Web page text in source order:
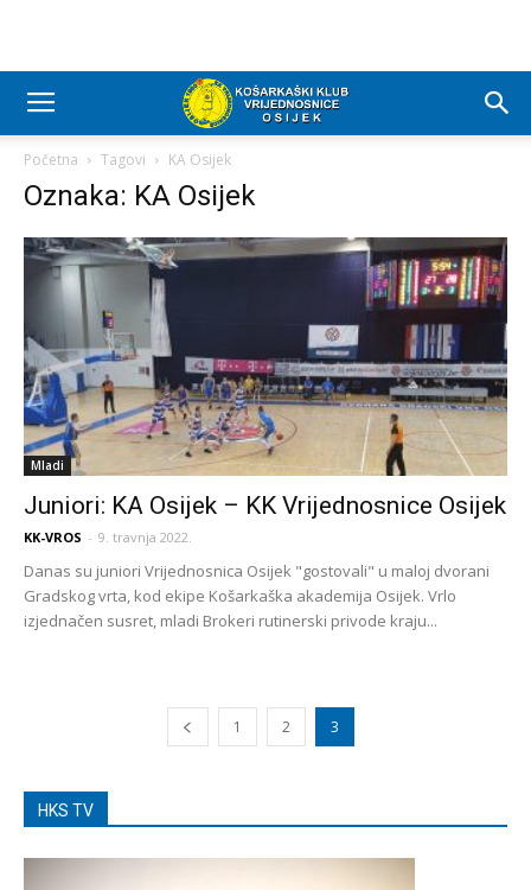
Početna Tagovi KA Osijek
Oznaka: KA Osijek
Mladi
Juniori: KA Osijek – KK Vrijednosnice Osijek
KK-VROS - 9. travnja 2022.
Danas su juniori Vrijednosnica Osijek "gostovali" u maloj dvorani
Gradskog vrta, kod ekipe Košarkaška akademija Osijek. Vrlo
izjednačen susret, mladi Brokeri rutinerski privode kraju...
1 2 3
HKS TV